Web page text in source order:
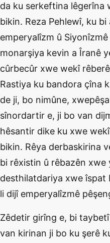
da ku serkeftina lêgerîna
bikin. Reza Pehlewî, ku
emperyalîzm û
monarşiya kevin a Îranê
cûrbecûr xwe wekî
Rastiya ku bandora çîna
de ji, bo nimûne,
sînordartir e, ji bo van
hêsantir dike ku xwe
bikin. Rêya derbaskirina
bi rêxistin û rêbazên xwe
desthilatdariya xwe îspat
li dijî emperyalîzmê
Zêdetir girîng e, bi
van kirinan ji bo ku şerê